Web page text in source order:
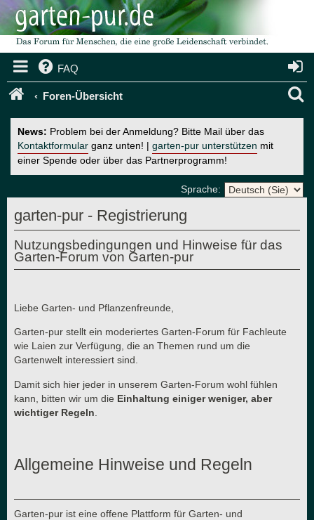
FAQ
Foren-Übersicht
News: Problem bei der Anmeldung? Bitte Mail über das
Kontaktformular ganz unten! | garten-pur unterstützen mit
einer Spende oder über das Partnerprogramm!
Sprache:
garten-pur - Registrierung
Nutzungsbedingungen und Hinweise für das
Garten-Forum von Garten-pur
Liebe Garten- und Pflanzenfreunde,
Garten-pur stellt ein moderiertes Garten-Forum für Fachleute
wie Laien zur Verfügung, die an Themen rund um die
Gartenwelt interessiert sind.
Damit sich hier jeder in unserem Garten-Forum wohl fühlen
kann, bitten wir um die Einhaltung einiger weniger, aber
wichtiger Regeln
Allgemeine Hinweise und Regeln
Garten-pur ist eine offene Plattform für Garten- und